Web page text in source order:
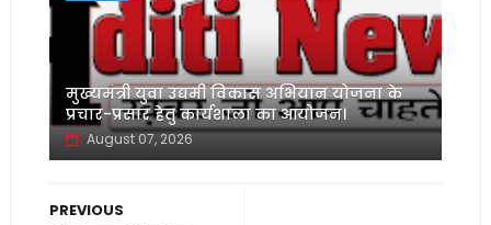
मुख्यमंत्री युवा उद्यमी विकास अभियान योजना के
प्रचार-प्रसार हेतु कार्यशाला का आयोजन।
August 07, 2026
PREVIOUS